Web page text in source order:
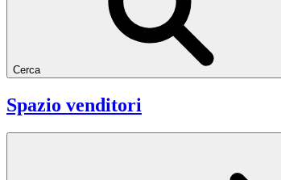
Cerca
Spazio venditori